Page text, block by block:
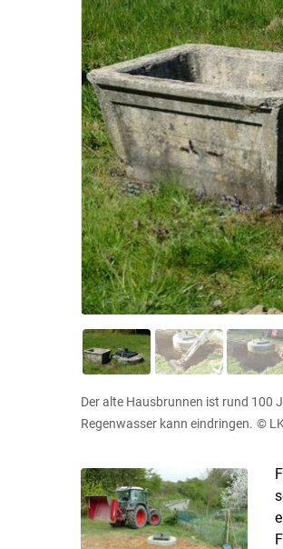
Der alte Hausbrunnen ist rund 100
Regenwasser kann eindringen. ©